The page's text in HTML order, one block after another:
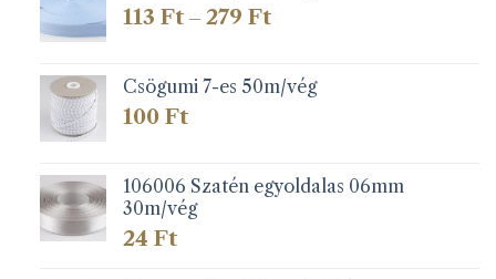
113 Ft – 279 FtÁrtartomány:
279 Ft
Csögumi 7-es 50m/vég
100 Ft
106006 Szatén egyoldalas 06mm
30m/vég
24 Ft